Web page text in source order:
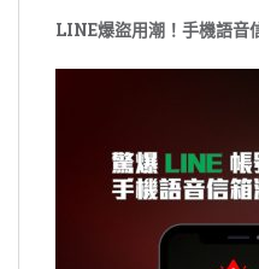
LINE爆盜用潮！手機語音